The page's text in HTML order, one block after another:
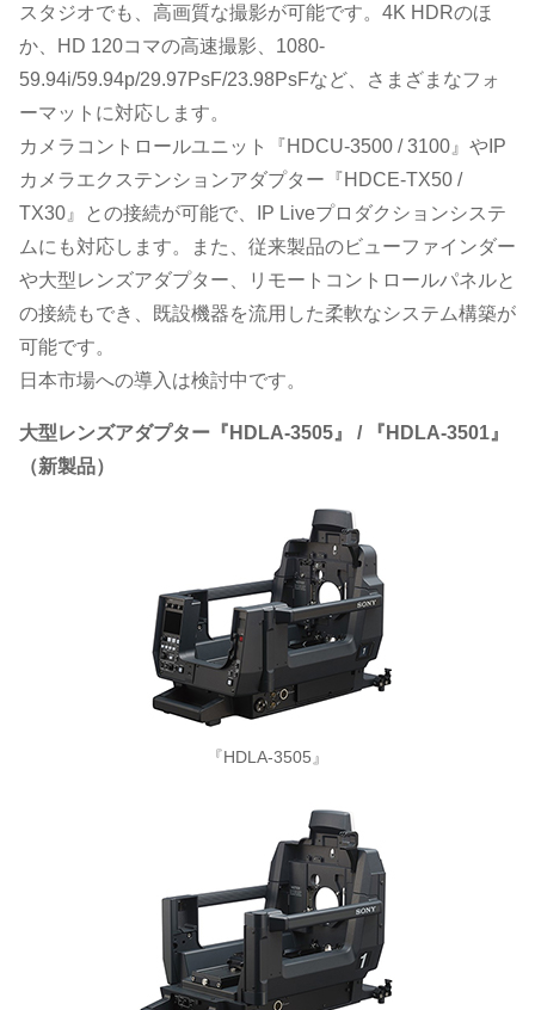
スタジオでも、高画質な撮影が可能です。4K HDRのほ
か、HD 120コマの高速撮影、1080-
59.94i/59.94p/29.97PsF/23.98PsFなど、さまざまなフォ
ーマットに対応します。
カメラコントロールユニット『HDCU-3500 / 3100』やIP
カメラエクステンションアダプター『HDCE-TX50 /
TX30』との接続が可能で、IP Liveプロダクションシステ
ムにも対応します。また、従来製品のビューファインダー
や大型レンズアダプター、リモートコントロールパネルと
の接続もでき、既設機器を流用した柔軟なシステム構築が
可能です。
日本市場への導入は検討中です。
大型レンズアダプター『HDLA-3505』 / 『HDLA-3501』
（新製品）
『HDLA-3505』